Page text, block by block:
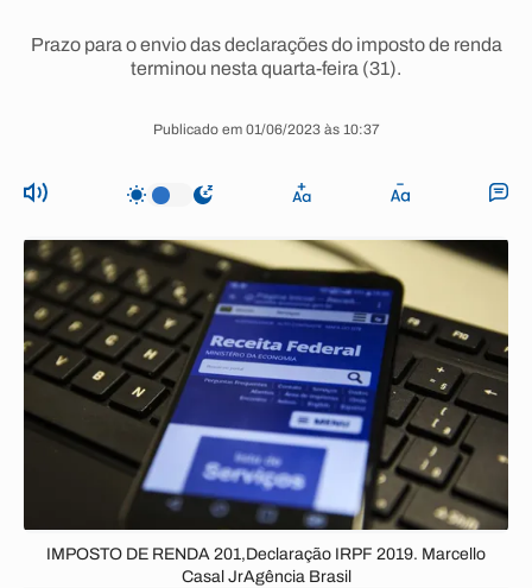
Prazo para o envio das declarações do imposto de renda
terminou nesta quarta-feira (31).
Publicado em 01/06/2023 às 10:37
IMPOSTO DE RENDA 201,Declaração IRPF 2019. Marcello
Casal JrAgência Brasil